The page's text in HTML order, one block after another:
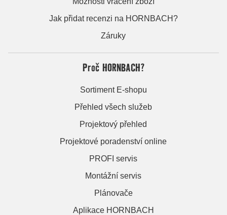
Jak přidat recenzi na HORNBACH?
Záruky
Proč HORNBACH?
Sortiment E-shopu
Přehled všech služeb
Projektový přehled
Projektové poradenství online
PROFI servis
Montážní servis
Plánovače
Aplikace HORNBACH